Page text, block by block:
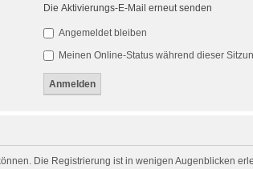
Die Aktivierungs-E-Mail erneut senden
Angemeldet bleiben
Meinen Online-Status während dieser
Die Registrierung ist in wenigen Augenblicken